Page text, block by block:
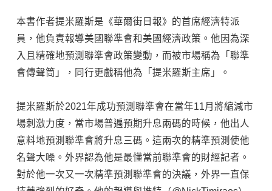
本書作者提米羅斯是《華爾街日報》的首席經濟特派
員，他負責報導美國聯準會和美國經濟政策。他因為深
入且精確地預測聯準會政策變動，而被市場稱為「聯準
會傳聲筒」，同行更戲稱他為「提米羅斯主席」。
提米羅斯於2021年成功預測聯準會在當年11月將縮減市
場刺激力度，當市場普遍預期升息兩碼的時候，他出人
意料地預測聯準會將升息三碼。這兩次的精準預測使他
名聲大噪。外界認為他是最懂當前聯準會的財經記者。
對於他一次又一次精準預測聯準會的決議，外界一直保